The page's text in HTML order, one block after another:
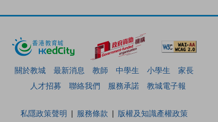
關於教城 最新消息 教師 中學生 小學生
家長
人才招募
聯絡我們 服務承諾 教城電子報
私隱政策聲明 服務條款
版權及知識產權政策